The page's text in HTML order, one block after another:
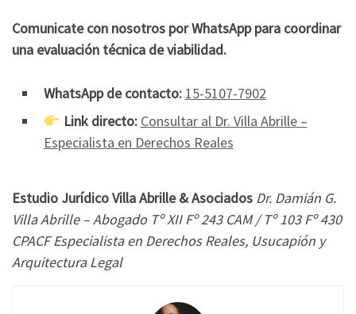
Comunicate con nosotros por WhatsApp para coordinar
una evaluación técnica de viabilidad.
WhatsApp de contacto: 15-5107-7902
Link directo: Consultar al Dr. Villa Abrille –
Especialista en Derechos Reales
Estudio Jurídico Villa Abrille & Asociados Dr. Damián G.
Villa Abrille – Abogado Tº XII Fº 243 CAM / Tº 103 Fº 430
CPACF Especialista en Derechos Reales, Usucapión y
Arquitectura Legal